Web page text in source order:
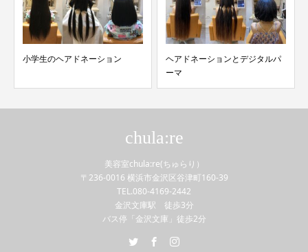
小学生のヘアドネーション
ヘアドネーションとデジタルパ
ーマ
chula:re
美容室chula:re(ちゅらり）
〒236-0016 横浜市金沢区谷津町160-39
TEL.080-4169-2442
金沢文庫駅 徒歩3分
バス停「金沢文庫」徒歩2分